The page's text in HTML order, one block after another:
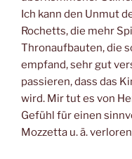
Ich kann den Unmut
Rochetts, die mehr
Thronaufbauten, die
empfand, sehr gut
passieren, dass das
wird. Mir tut es von
Gefühl für einen
Mozzetta u. ä.